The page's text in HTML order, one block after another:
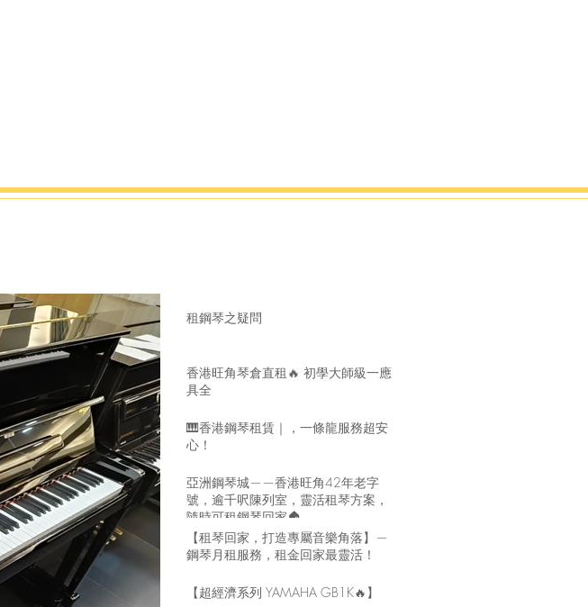
租鋼琴之疑問
香港旺角琴倉直租🔥 初學大師級一應
具全
🎹香港鋼琴租賃｜，一條龍服務超安
心！
亞洲鋼琴城——香港旺角42年老字
號，逾千呎陳列室，靈活租琴方案，
隨時可租鋼琴回家🏠
【租琴回家，打造專屬音樂角落】—
鋼琴月租服務，租金回家最靈活！
【超經濟系列 YAMAHA GB1K🔥】